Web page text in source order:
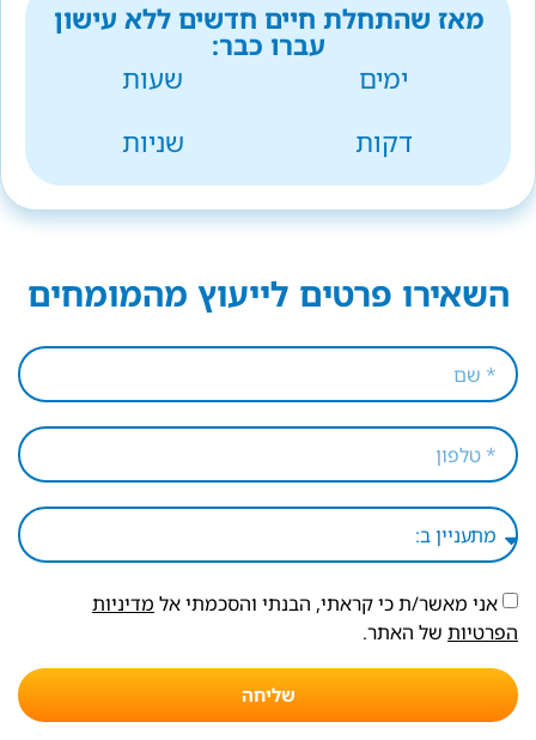
מאז שהתחלת חיים חדשים ללא עישון
עברו כבר:
ימים
שעות
דקות
שניות
השאירו פרטים לייעוץ מהמומחים
אני מאשר/ת כי קראתי, הבנתי והסכמתי אל מדיניות
הפרטיות של האתר.
שליחה